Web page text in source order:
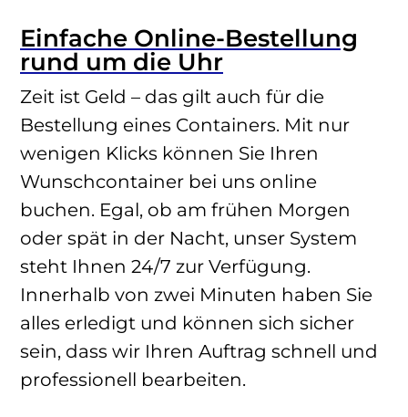
Einfache Online-Bestellung
rund um die Uhr
Zeit ist Geld – das gilt auch für die
Bestellung eines Containers. Mit nur
wenigen Klicks können Sie Ihren
Wunschcontainer bei uns online
buchen. Egal, ob am frühen Morgen
oder spät in der Nacht, unser System
steht Ihnen 24/7 zur Verfügung.
Innerhalb von zwei Minuten haben Sie
alles erledigt und können sich sicher
sein, dass wir Ihren Auftrag schnell und
professionell bearbeiten.